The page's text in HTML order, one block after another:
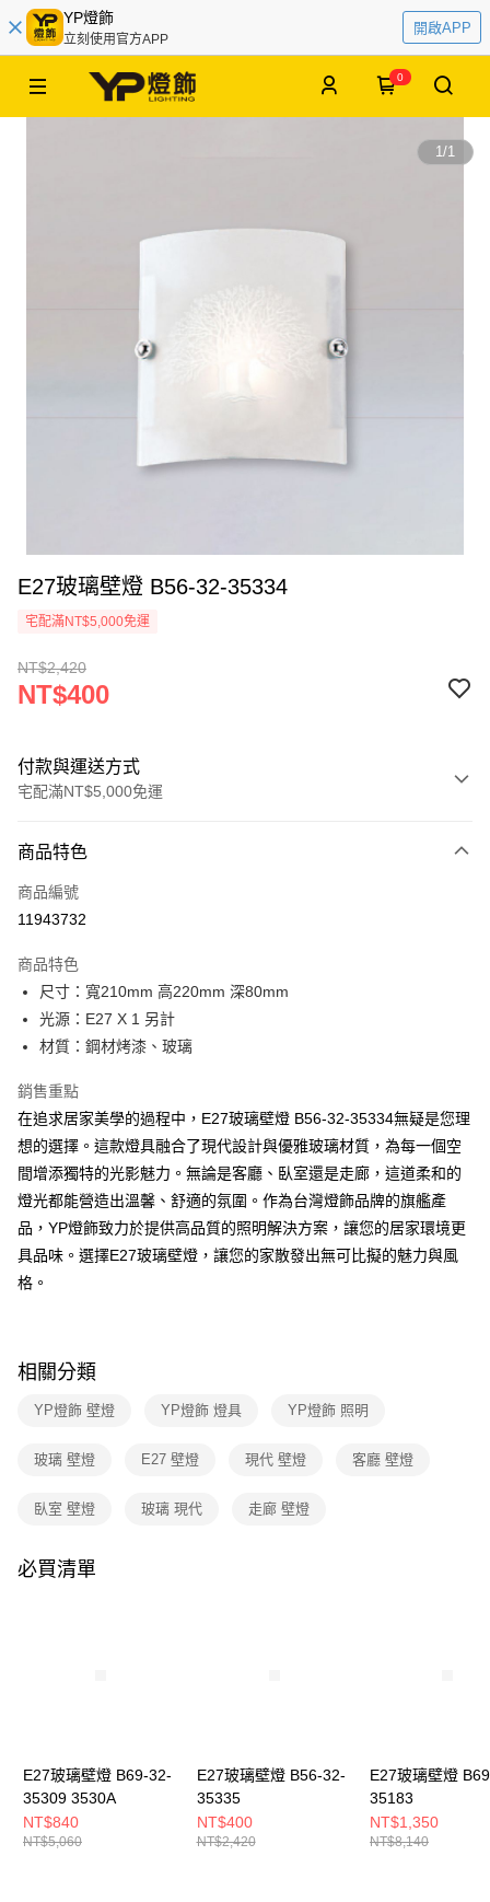
YP燈飾
立刻使用官方APP
開啟APP
0
1/1
E27玻璃壁燈 B56-32-35334
宅配滿NT$5,000免運
NT$2,420
NT$400
付款與運送方式
宅配滿NT$5,000免運
信用卡一次付款
LINE Pay
街口支付
悠遊付
全盈+PAY
AFTEE先享後付
相關說明
【關於「AFTEE先享後付」】
AFTEE先享後付是「在收到商品之後才付款」的支付方式。 讓您購物簡單
便利好安心！
１．簡單：不需註冊會員、不需綁卡、不需儲值。
２．便利：只要手機號碼，簡訊認證，即可結帳。
結帳頁面，進行簡訊認證並確認金額後，即可完成結帳。
３．收到繳費通知簡訊後14天內，點擊此簡訊中的連結，可透過四大超商／
※ 請注意：結帳手續完成當下不需立刻繳費，但若您需要取消訂單，請聯絡
※ 交易是否成功請以「AFTEE先享後付 」之結帳頁面顯示為準，若有關於
４．使用「AFTEE先享後付」時，將依據個別帳號之用戶狀況，依本公司即
時審查核予不同之上限額度；若仍有額度不足之情形，本公司將視審查結果
５．嚴禁一人註冊多個帳號或使用他人資訊註冊。若發現惡意使用之情形，
恩沛科技股份有限公司將有權停止該用戶之使用額度並採取法律行動。
商品特色
商品編號
11943732
商品特色
尺寸：寬210mm 高220mm 深80mm
光源：E27 X 1 另計
材質：鋼材烤漆、玻璃
銷售重點
在追求居家美學的過程中，E27玻璃壁燈 B56-32-35334無疑是您理
想的選擇。這款燈具融合了現代設計與優雅玻璃材質，為每一個空
間增添獨特的光影魅力。無論是客廳、臥室還是走廊，這道柔和的
燈光都能營造出溫馨、舒適的氛圍。作為台灣燈飾品牌的旗艦產
品，YP燈飾致力於提供高品質的照明解決方案，讓您的居家環境更
具品味。選擇E27玻璃壁燈，讓您的家散發出無可比擬的魅力與風
格。
相關分類
YP燈飾 壁燈 YP燈飾 燈具 YP燈飾 照明
玻璃 壁燈 E27 壁燈 現代 壁燈 客廳 壁燈
臥室 壁燈 玻璃 現代 走廊 壁燈
必買清單
E27玻璃壁燈 B69-32-
35309 3530A
NT$840
NT$5,060
E27玻璃壁燈 B56-32-
35335
NT$400
NT$2,420
E27玻璃壁燈
35183
NT$1,350
NT$8,140